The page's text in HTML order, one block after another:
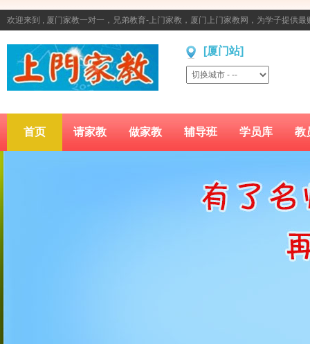
欢迎来到 , 厦门家教一对一，兄弟教育-上门家教，厦门上门家教网，为学子提供
[厦门站]
首页 请家教 做家教 辅导班 学员库 教